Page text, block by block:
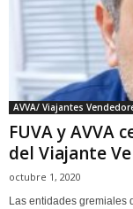
AVVA/ Viajantes
FUVA y AVVA
del Viajante
octubre 1, 2020
Las entidades gremiales